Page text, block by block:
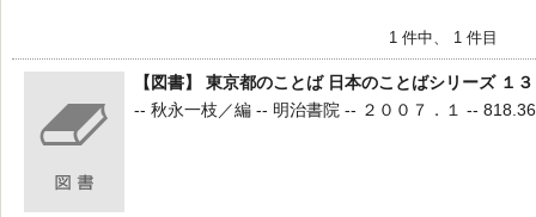
1 件中、 1 件目
【図書】 東京都のことば 日本のことばシリーズ １３
-- 秋永一枝／編 -- 明治書院 -- ２００７．１ --